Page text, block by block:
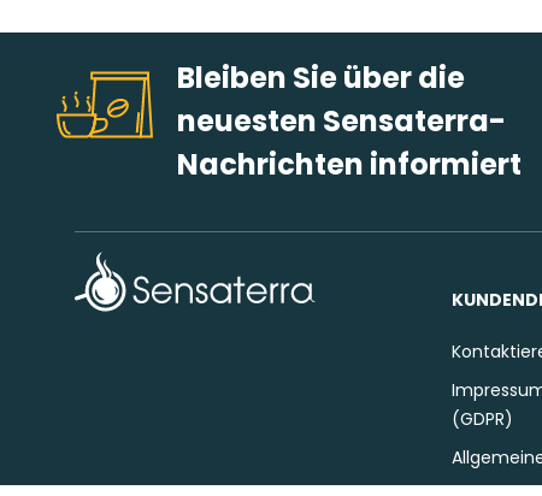
Bleiben Sie über die
neuesten Sensaterra-
Nachrichten informiert
(GDPR)